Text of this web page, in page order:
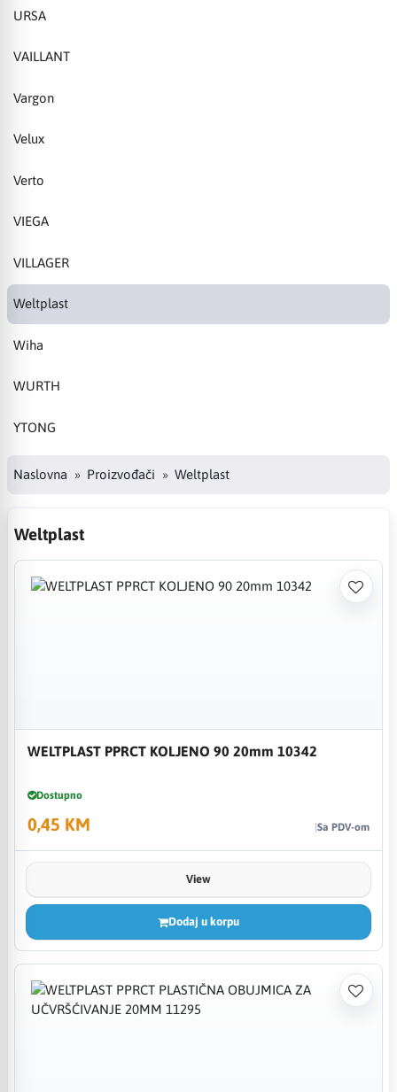
URSA
VAILLANT
Vargon
Velux
Verto
VIEGA
VILLAGER
Weltplast
Wiha
WURTH
YTONG
Naslovna Proizvođači Weltplast
Weltplast
WELTPLAST PPRCT KOLJENO 90 20mm 10342
Dostupno
0,45 KM Sa PDV-om
View
Dodaj u korpu